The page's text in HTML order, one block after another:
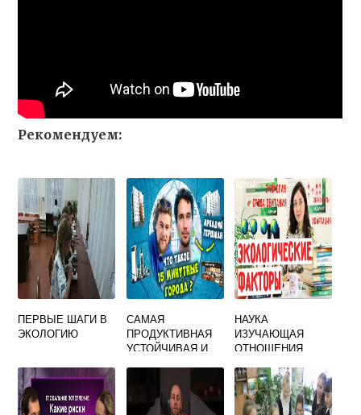
Рекомендуем:
ПЕРВЫЕ ШАГИ В
ЭКОЛОГИЮ
САМАЯ
ПРОДУКТИВНАЯ
УСТОЙЧИВАЯ И
ЭКВАТОРИАЛЬНЫ
Й ЛЕС
НАУКА
ИЗУЧАЮЩАЯ
ОТНОШЕНИЯ
МЕЖДУ СОБОЙ И
С ОКРУЖАЮЩЕЙ
СРЕДОЙ